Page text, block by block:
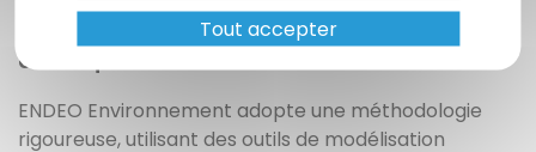
4. Comment ENDEO Environnement garantit-
elle la qualité de ses dossiers d’incidences ?
ENDEO Environnement adopte une méthodologie
rigoureuse, utilisant des outils de modélisation
Tout accepter